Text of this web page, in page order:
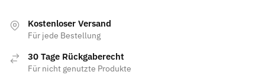
Kostenloser Versand
Für jede Bestellung
30 Tage Rückgaberecht
Für nicht genutzte Produkte